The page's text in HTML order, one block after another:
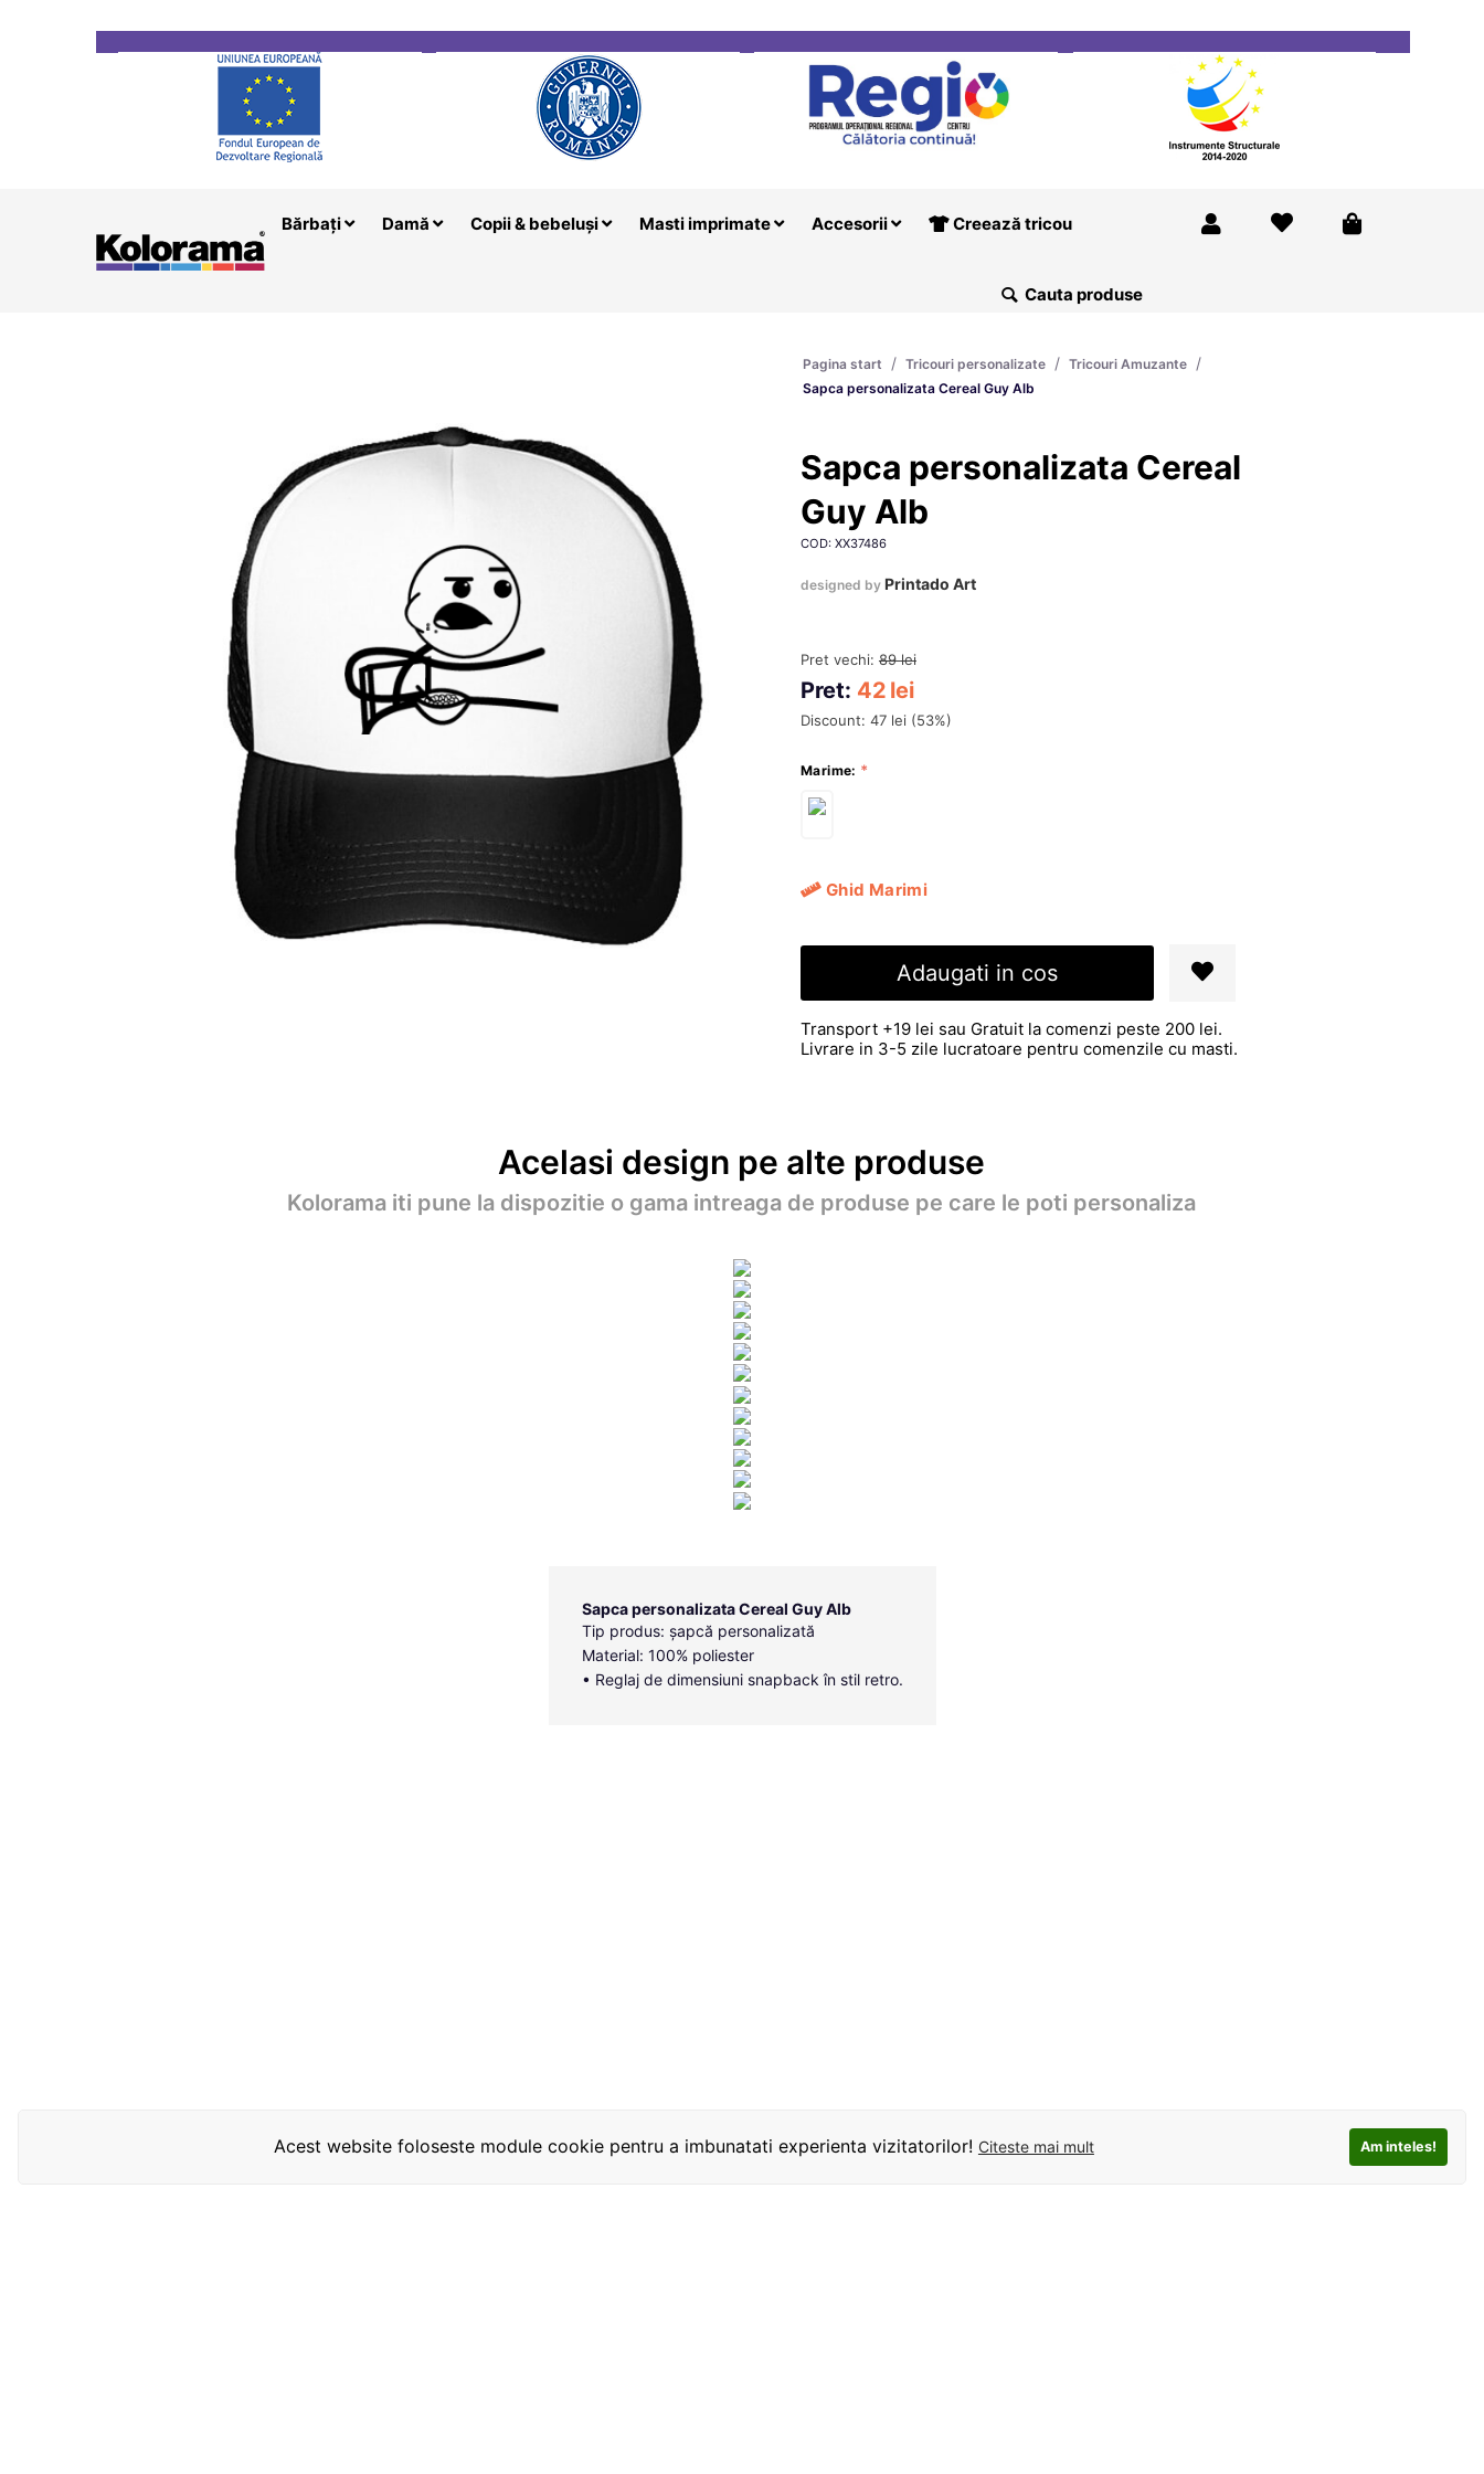
Acest website foloseste module cookie pentru a imbunatati experienta vizitatorilor! Citeste mai mult Am inteles!
Bărbați Damă Copii & bebeluși Masti imprimate Accesorii Creează tricou
Pagina start / Tricouri personalizate / Tricouri Amuzante /
Sapca personalizata Cereal Guy Alb
Sapca personalizata Cereal
Guy Alb
COD: XX37486
designed by Printado Art
Pret vechi: 89 lei
Pret: 42 lei
Discount: 47lei (53%)
Marime:
Ghid Marimi
Adaugati in cos
Transport +19 lei sau Gratuit la comenzi peste 200 lei.
Livrare in 3-5 zile lucratoare pentru comenzile cu masti.
Acelasi design pe alte produse
Kolorama iti pune la dispozitie o gama intreaga de produse pe care le poti personaliza
Sapca personalizata Cereal Guy Alb
Tip produs: șapcă personalizată
Material: 100% poliester
• Reglaj de dimensiuni snapback în stil retro.